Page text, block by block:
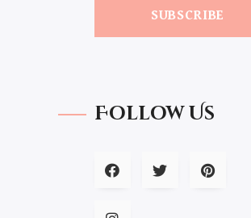
SUBSCRIBE
Follow Us